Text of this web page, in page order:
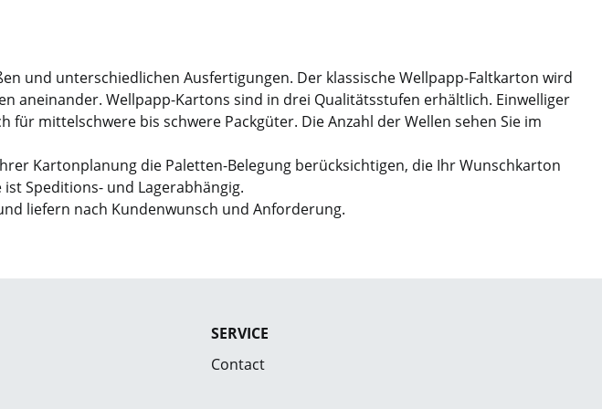
und unterschiedlichen Ausfertigungen. Der klassische Wellpapp-Faltkarton wird
aneinander. Wellpapp-Kartons sind in drei Qualitätsstufen erhältlich. Einwelliger
mittelschwere bis schwere Packgüter. Die Anzahl der Wellen sehen Sie im
Kartonplanung die Paletten-Belegung berücksichtigen, die Ihr Wunschkarton
Speditions- und Lagerabhängig.
liefern nach Kundenwunsch und Anforderung.
SERVICE
Contact